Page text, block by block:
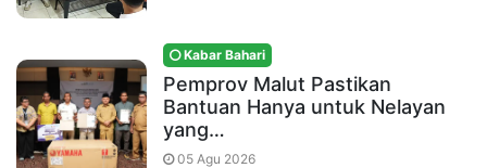
Kabar Bahari
Pemprov Malut Pastikan
Bantuan Hanya untuk Nelayan
yang…
05 Agu 2026